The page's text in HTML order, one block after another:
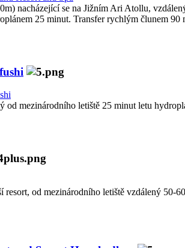
nacházející se na Jižním Ari Atollu,
25 minut. Transfer rychlým člunem 90
od mezinárodního letiště 25 minut letu
resort, od mezinárodního letiště vzdálený 50-